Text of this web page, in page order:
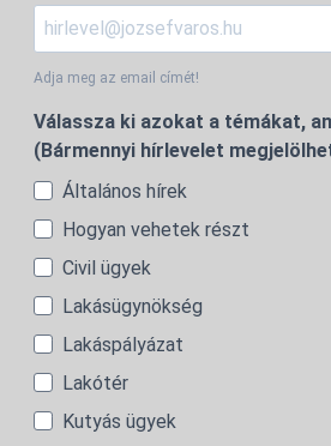
Adja meg az email címét!
Válassza ki azokat a témákat,
(Bármennyi hírlevelet
Általános hírek
Hogyan vehetek részt
Civil ügyek
Lakásügynökség
Lakáspályázat
Lakótér
Kutyás ügyek